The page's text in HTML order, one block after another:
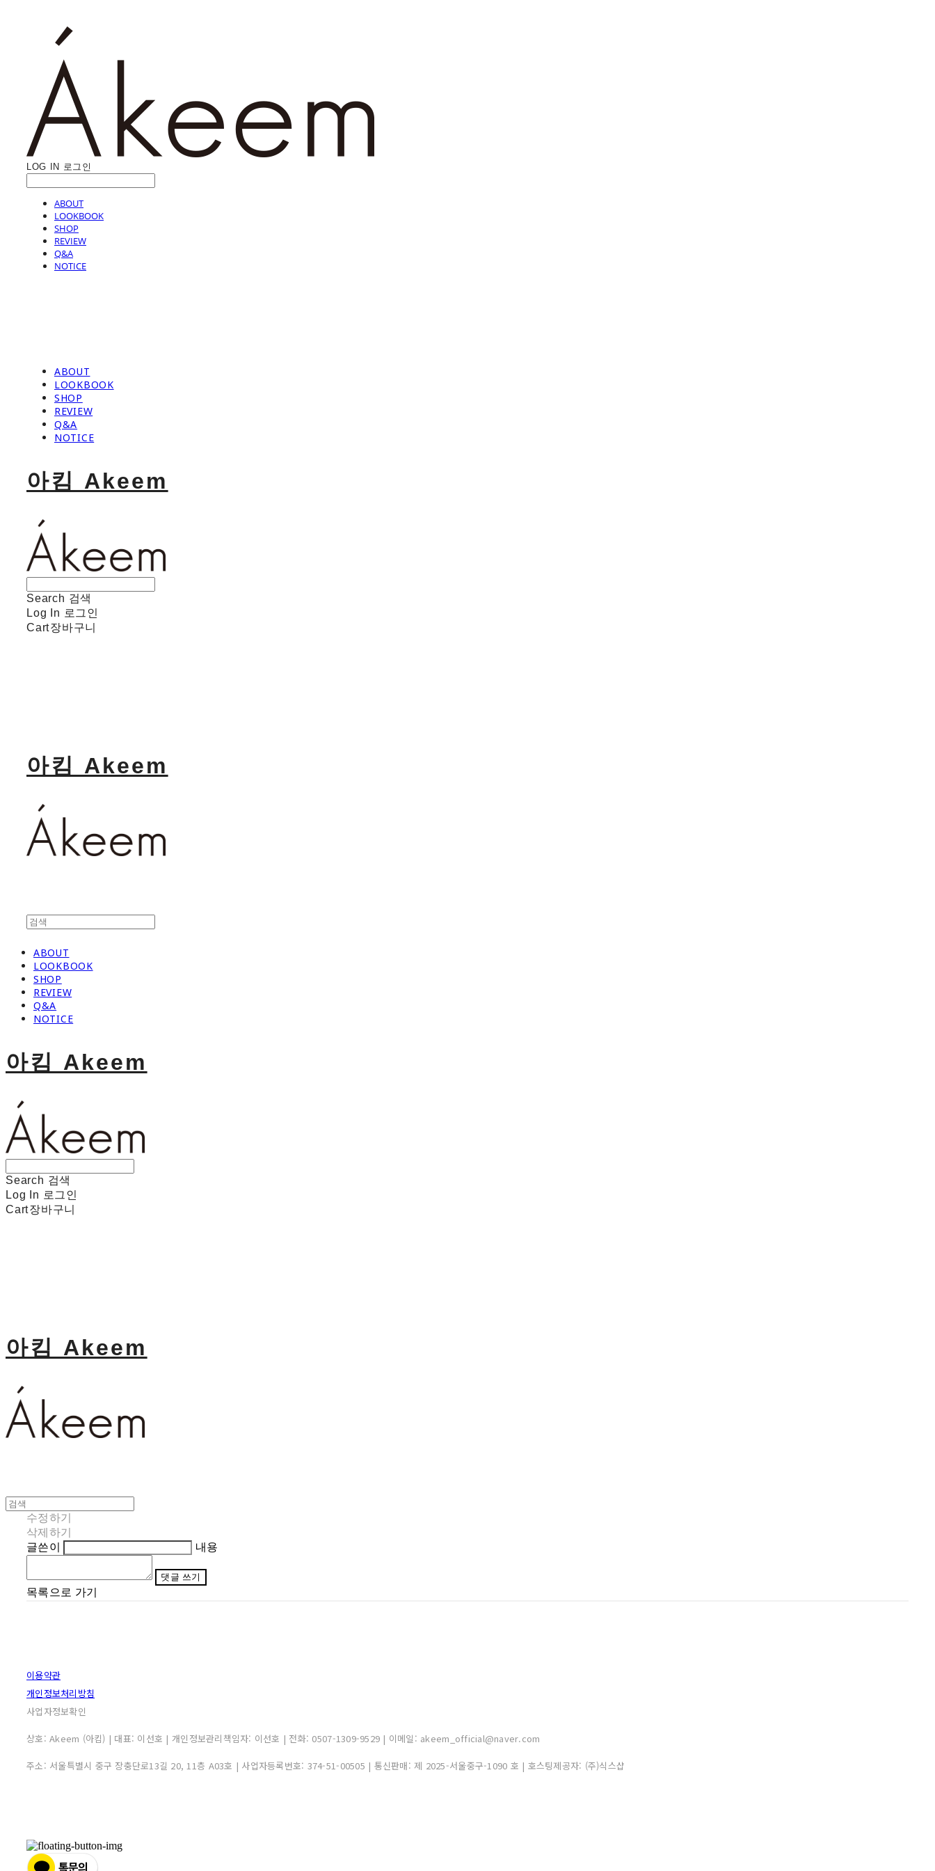
LOG IN 로그인
ABOUT
LOOKBOOK
SHOP
REVIEW
Q&A
NOTICE
ABOUT
LOOKBOOK
SHOP
REVIEW
Q&A
NOTICE
아킴 Akeem
Search 검색
Log In 로그인
Cart장바구니
아킴 Akeem
ABOUT
LOOKBOOK
SHOP
REVIEW
Q&A
NOTICE
아킴 Akeem
Search 검색
Log In 로그인
Cart장바구니
아킴 Akeem
수정하기
삭제하기
글쓴이
내용
댓글 쓰기
목록으로 가기
이용약관
개인정보처리방침
사업자정보확인
상호: Akeem (아킴) | 대표: 이선호 | 개인정보관리책임자: 이선호 | 전화: 0507-1309-9529 | 이메일: akeem_official@naver.com
주소: 서울특별시 중구 장충단로13길 20, 11층 A03호 | 사업자등록번호: 374-51-00505 | 통신판매: 제 2025-서울중구-1090 호 | 호스팅제공자: (주)식스샵